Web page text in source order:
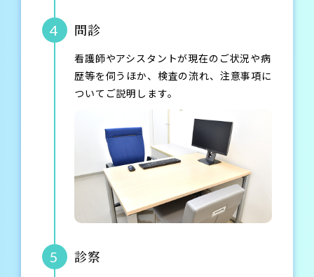
4 問診
看護師やアシスタントが現在のご状況や病
歴等を伺うほか、検査の流れ、注意事項に
ついてご説明します。
5 診察